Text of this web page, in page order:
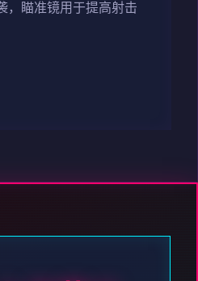
，瞄准镜用于提高射击